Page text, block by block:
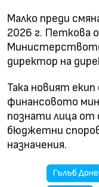
Малко преди
2026 г. Петкова
директор на
Така новият
финансовото
познати лица от
бюджетни
назначения.
Гълъб